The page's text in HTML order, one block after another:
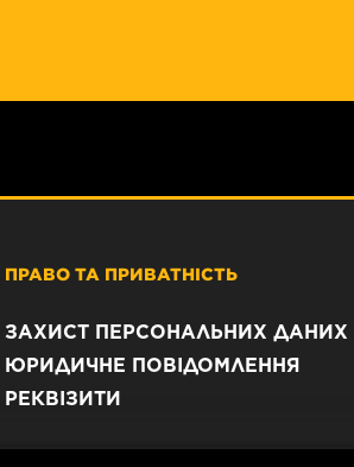
ПРАВО ТА ПРИВАТНІСТЬ
ЗАХИСТ ПЕРСОНАЛЬНИХ ДАНИХ
ЮРИДИЧНЕ ПОВІДОМЛЕННЯ
РЕКВІЗИТИ